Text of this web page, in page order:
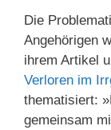
Die
Angehörigen
ihrem Artikel
Verloren im
thematisiert:
gemeinsam